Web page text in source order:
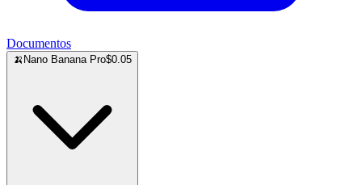
Documentos
🍌 Nano Banana Pro$0.05